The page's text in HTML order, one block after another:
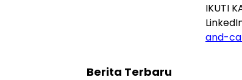
IKUTI
and-
Berita Terbaru